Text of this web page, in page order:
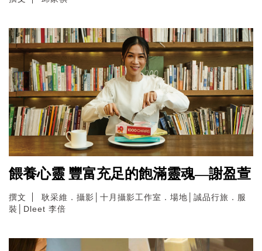
餵養心靈 豐富充足的飽滿靈魂—謝盈萱
撰文
耿采維．攝影│十月攝影工作室．場地│誠品行旅．服
裝│Dleet 李倍